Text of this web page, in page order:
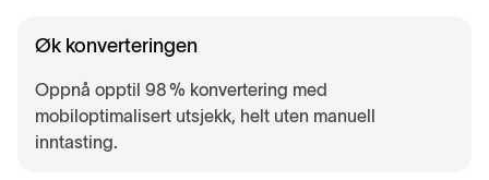
Øk konverteringen
Oppnå opptil 98 % konvertering med
mobiloptimalisert utsjekk, helt uten manuell
inntasting.